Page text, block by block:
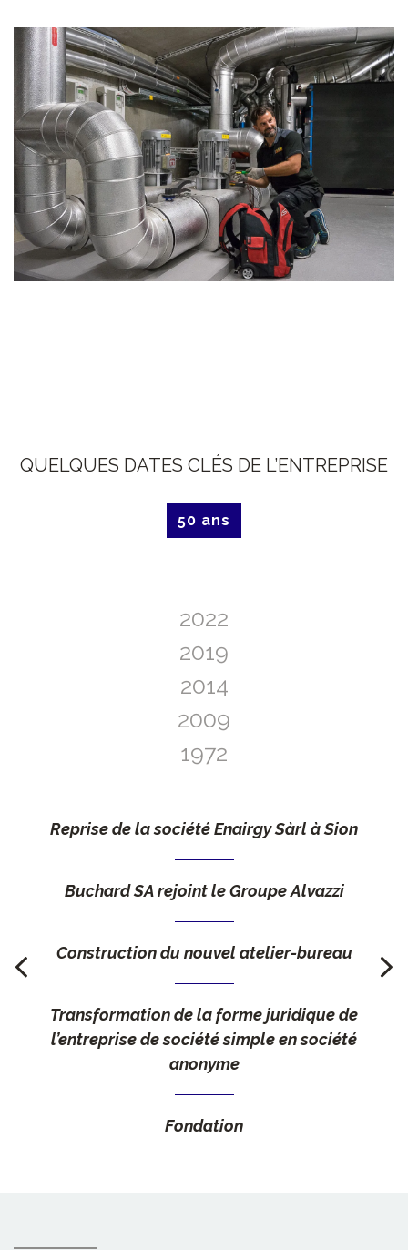
QUELQUES DATES CLÉS DE L’ENTREPRISE
50 ans
2022
2019
2014
2009
1972
Reprise de la société Enairgy Sàrl à Sion
Buchard SA rejoint le Groupe Alvazzi
Construction du nouvel atelier-bureau
Transformation de la forme juridique de
l’entreprise de société simple en société
anonyme
Fondation